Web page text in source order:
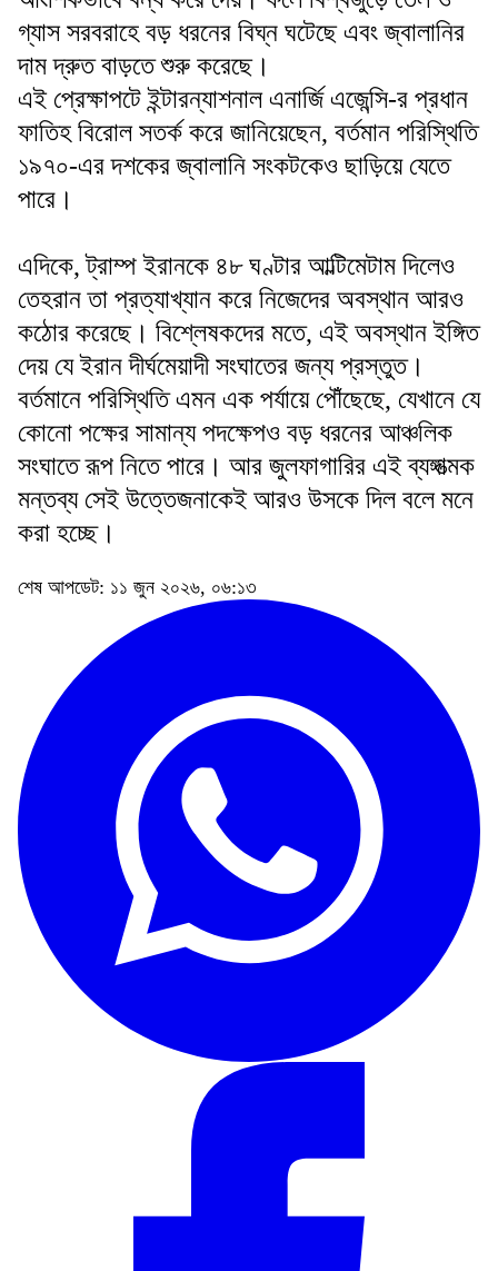
গ্যাস সরবরাহে বড় ধরনের বিঘ্ন ঘটেছে এবং জ্বালানির
দাম দ্রুত বাড়তে শুরু করেছে।
এই প্রেক্ষাপটে ইন্টারন্যাশনাল এনার্জি এজেন্সি-র প্রধান
ফাতিহ বিরোল সতর্ক করে জানিয়েছেন, বর্তমান পরিস্থিতি
১৯৭০-এর দশকের জ্বালানি সংকটকেও ছাড়িয়ে যেতে
পারে।
এদিকে, ট্রাম্প ইরানকে ৪৮ ঘণ্টার আল্টিমেটাম দিলেও
তেহরান তা প্রত্যাখ্যান করে নিজেদের অবস্থান আরও
কঠোর করেছে। বিশ্লেষকদের মতে, এই অবস্থান ইঙ্গিত
দেয় যে ইরান দীর্ঘমেয়াদী সংঘাতের জন্য প্রস্তুত।
বর্তমানে পরিস্থিতি এমন এক পর্যায়ে পৌঁছেছে, যেখানে যে
কোনো পক্ষের সামান্য পদক্ষেপও বড় ধরনের আঞ্চলিক
সংঘাতে রূপ নিতে পারে। আর জুলফাগারির এই ব্যঙ্গাত্মক
মন্তব্য সেই উত্তেজনাকেই আরও উসকে দিল বলে মনে
করা হচ্ছে।
শেষ আপডেট: ১১ জুন ২০২৬, ০৬:১৩